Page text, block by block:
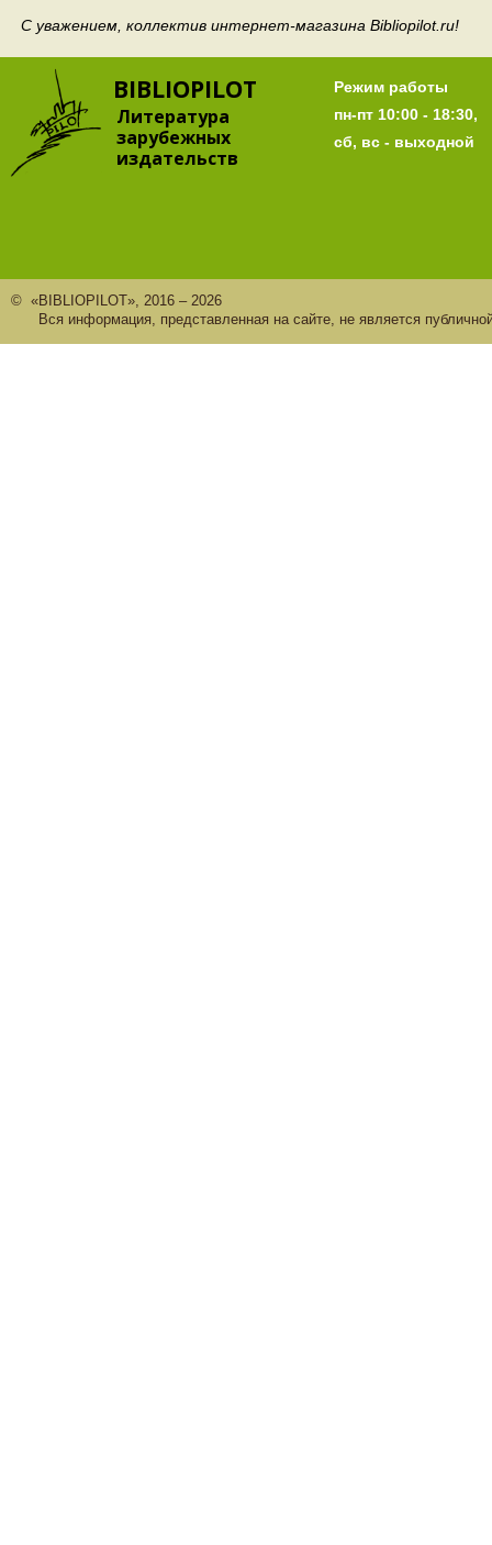
С уважением, коллектив интернет-магазина Bibliopilot.ru!
BIBLIOPILOT
Литература
зарубежных
издательств
Режим работы
пн-пт 10:00 - 18:30,
сб, вс - выходной
© «BIBLIOPILOT», 2016 – 2026
Вся информация, представленная на сайте, не является